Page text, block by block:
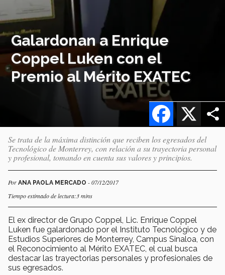
Galardonan a Enrique
Coppel Luken con el
Premio al Mérito EXATEC
X
Facebook
Se trata de la máxima distinción que reciben los egresados del
Tecnológico de Monterrey, con relación a su trayectoria personal
y profesional, tomando en cuenta sus valores y principios.
Por ANA PAOLA MERCADO - 07/12/2017
Tiempo estimado de lectura:3 mins
El ex director de Grupo Coppel, Lic. Enrique Coppel
Luken fue galardonado por el Instituto Tecnológico y de
Estudios Superiores de Monterrey, Campus Sinaloa, con
el Reconocimiento al Mérito EXATEC, el cual busca
destacar las trayectorias personales y profesionales de
sus egresados.